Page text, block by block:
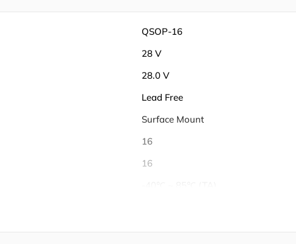
QSOP-16
28 V
28.0 V
Lead Free
Surface Mount
16
16